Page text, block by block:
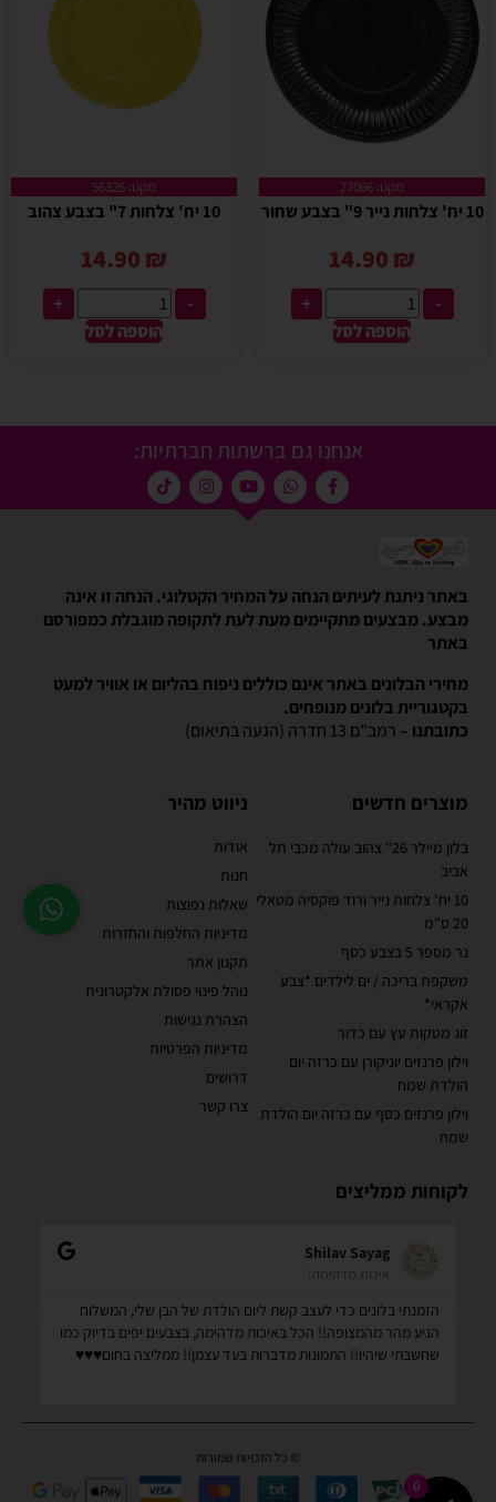
מקט: 27066
10 יח' צלחות נייר 9" בצבע שחור
14.90 ₪
-
+
הוספה לסל
מקט: 56326
10 יח' צלחות 7" בצבע צהוב
14.90 ₪
-
+
הוספה לסל
אנחנו גם ברשתות חברתיות:
באתר ניתנת לעיתים הנחה על המחיר הקטלוגי. הנחה זו אינה
מבצע. מבצעים מתקיימים מעת לעת לתקופה מוגבלת כמפורסם
באתר
מחירי הבלונים באתר אינם כוללים ניפוח בהליום או אוויר למעט
בקטגוריית בלונים מנופחים.
כתובתנו – רמב"ם 13 חדרה (הגעה בתיאום)
מוצרים חדשים
בלון מיילר 26" צהוב עולה מכבי תל
אביב
10 יח' צלחות נייר ורוד פוקסיה מטאלי
20 ס"מ
נר מספר 5 בצבע כסף
משקפת בריכה / ים לילדים *צבע
אקראי*
זוג מטקות עץ עם כדור
וילון פרנזים יוניקורן עם כרזה יום
הולדת שמח
וילון פרנזים כסף עם כרזה יום הולדת
שמח
ניווט מהיר
אודות
חנות
שאלות נפוצות
מדיניות החלפות והחזרות
תקנון אתר
נוהל פינוי פסולת אלקטרונית
הצהרת נגישות
מדיניות הפרטיות
דרושים
צרו קשר
לקוחות ממליצים
Shilav Sayag
איכות מדהימה!
הזמנתי בלונים כדי לעצב קשת ליום הולדת של הבן שלי, המשלוח
הגיע מהר מהמצופה!! הכל באיכות מדהימה, בצבעים יפים בדיוק כמו
שחשבתי שיהיו!! התמונות מדברות בעד עצמן!! ממליצה בחום♥️♥️♥️
© כל הזכויות שמורות
0